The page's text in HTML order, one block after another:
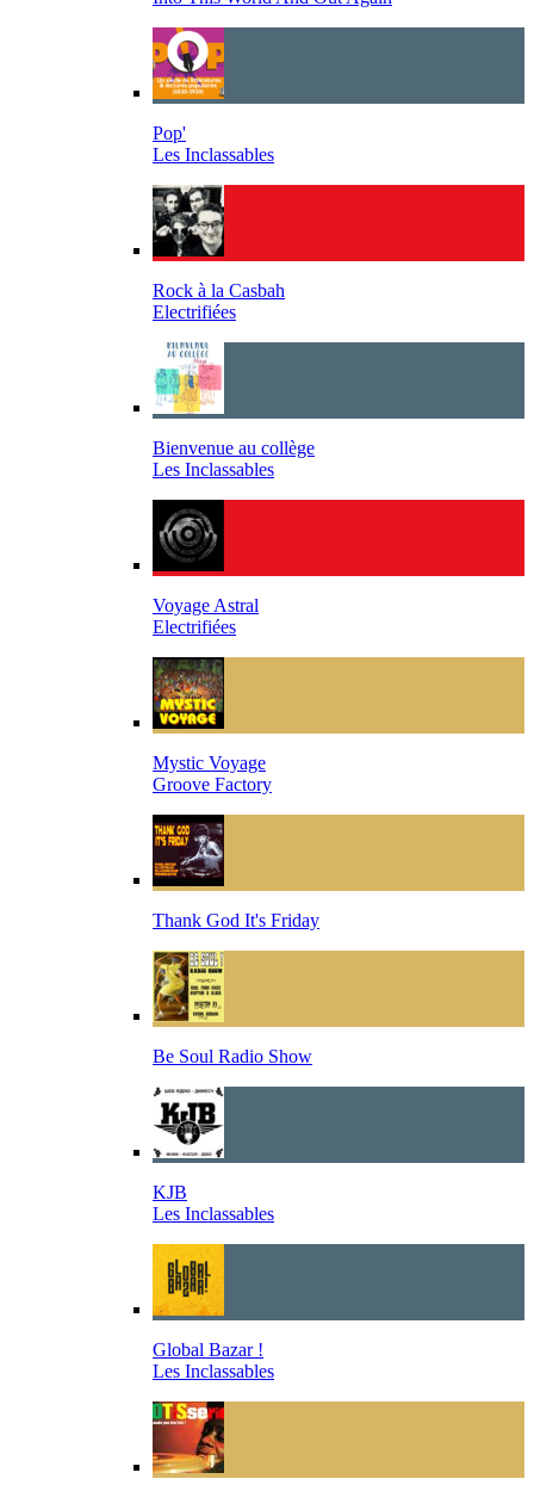
Pop'
Les Inclassables
Rock à la Casbah
Electrifiées
Bienvenue au collège
Les Inclassables
Voyage Astral
Electrifiées
Mystic Voyage
Groove Factory
Thank God It's Friday
Be Soul Radio Show
KJB
Les Inclassables
Global Bazar !
Les Inclassables